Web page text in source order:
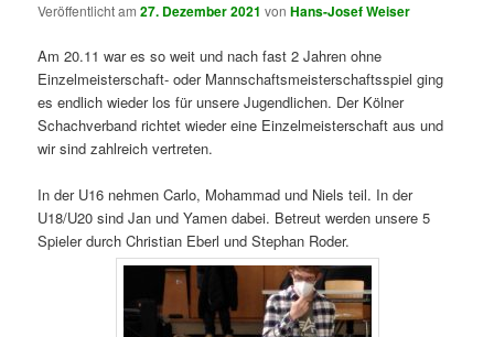
Veröffentlicht am27. Dezember 2021 vonHans-Josef Weiser
Am 20.11 war es so weit und nach fast 2 Jahren ohne
Einzelmeisterschaft- oder Mannschaftsmeisterschaftsspiel ging
es endlich wieder los für unsere Jugendlichen. Der Kölner
Schachverband richtet wieder eine Einzelmeisterschaft aus und
wir sind zahlreich vertreten.
In der U16 nehmen Carlo, Mohammad und Niels teil. In der
U18/U20 sind Jan und Yamen dabei. Betreut werden unsere 5
Spieler durch Christian Eberl und Stephan Roder.